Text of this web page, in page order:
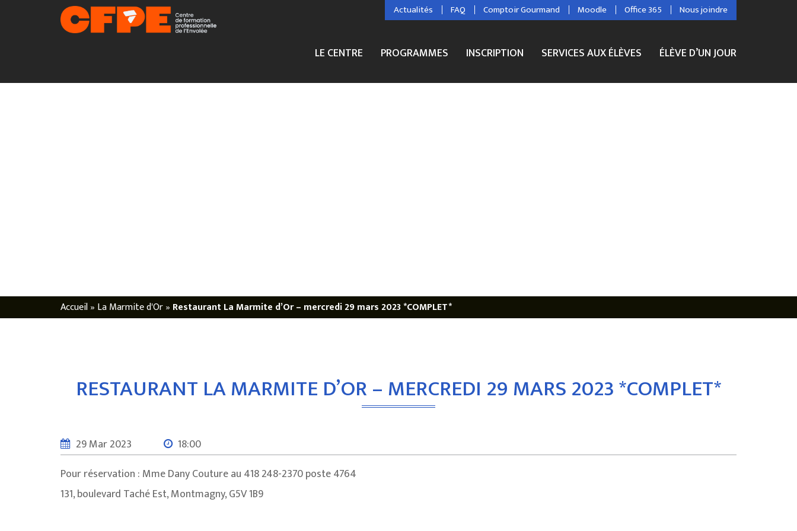
Actualités FAQ Comptoir Gourmand Moodle Office 365 Nous joindre
LE CENTRE PROGRAMMES INSCRIPTION SERVICES AUX ÉLÈVES ÉLÈVE D’UN JOUR
Accueil» La Marmite d'Or» Restaurant La Marmite d’Or – mercredi 29 mars 2023 *COMPLET*
RESTAURANT LA MARMITE D’OR – MERCREDI 29 MARS 2023 *COMPLET*
29 Mar 2023
18:00
Pour réservation : Mme Dany Couture au 418 248-2370 poste 4764
131, boulevard Taché Est, Montmagny, G5V 1B9